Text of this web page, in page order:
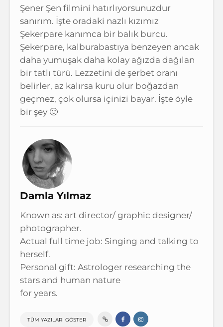
Şener Şen filmini hatırlıyorsunuzdur
sanırım. İşte oradaki nazlı kızımız
Şekerpare kanımca bir balık burcu.
Şekerpare, kalburabastıya benzeyen ancak
daha yumuşak daha kolay ağızda dağılan
bir tatlı türü. Lezzetini de şerbet oranı
belirler, az kalırsa kuru olur boğazdan
geçmez, çok olursa içinizi bayar. İşte öyle
bir şey 🙂
Damla Yılmaz
Known as: art director/ graphic designer/
photographer.
Actual full time job: Singing and talking to
herself.
Personal gift: Astrologer researching the
stars and human nature
for years.
TÜM YAZILARI GÖSTER